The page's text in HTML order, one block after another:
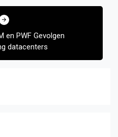
en PWF Gevolgen
datacenters